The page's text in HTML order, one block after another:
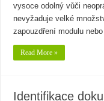
vysoce odolný vůči
nevyžaduje velké
zapouzdření modulu
Read More »
Identifikace